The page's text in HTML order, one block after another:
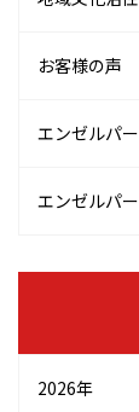
お客様の声
エンゼルパ
エンゼルパ
2026年